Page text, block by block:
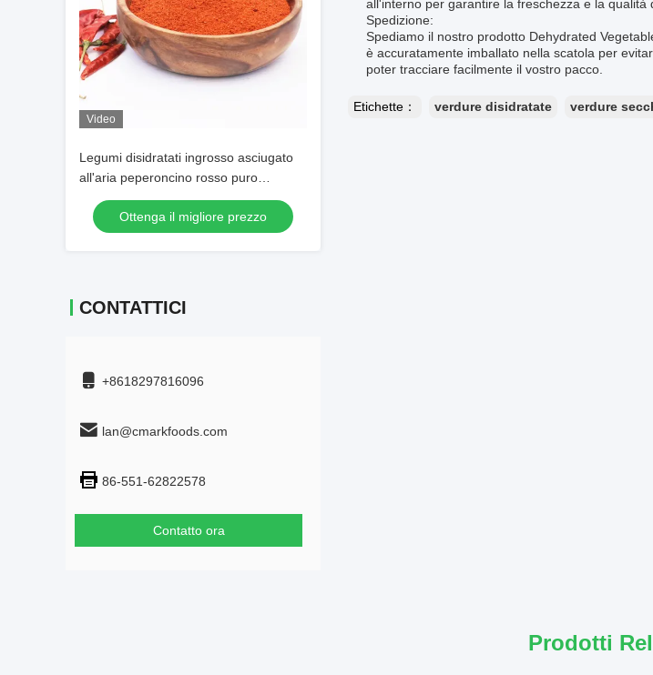
Video
Legumi disidratati ingrosso asciugato
all'aria peperoncino rosso puro
SHU30000 peperoncino rosso in
polvere peperoncino in polvere
Ottenga il migliore prezzo
CONTATTICI
+8618297816096
lan@cmarkfoods.com
86-551-62822578
Contatto ora
all'interno per garantire la freschezza e la qualità
Spedizione:
Spediamo il nostro prodotto Dehydrated
è accuratamente imballato nella scatola per
poter tracciare facilmente il vostro pacco.
Etichette： verdure disidratate verdure
Prodotti